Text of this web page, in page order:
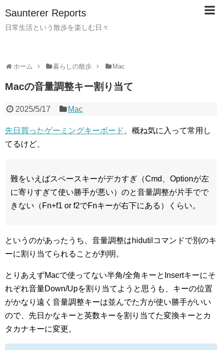
Saunterer Reports
日常生活という散歩を楽しむ日々
ホーム 暮らしの散歩 Mac
Macの音量調整キー割り当て
2025/5/17 Mac
先日買ったゲーミングキーボード
、概ね気に入って常用し
てるけど、
難をいえばスペースキーがデカすぎ（Cmd、Optionが左
に寄りすぎて使い勝手が悪い）のと音量調整が片手でで
きない（Fn+f1 or f2でFnキーが右下にある）くらい。
というのがあったうち、音量調整はhidutilコマンドで別のキ
ーに割り当てられることが判明。
とりあえずMacで使ってない半角/全角キーとInsertキーにそ
れぞれ音量Down/Upを割り当てようと思うも、キーの位置
がかなり遠く音量調整キーは並んでた方が使い勝手がいい
ので、先日かなキーと英数キーを割り当てた変換キーとカ
タカナキーに変更。